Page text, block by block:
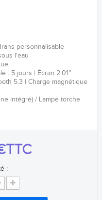
personnalisable
l'eau
: 5 jours
Écran 2.01''
5.3
Charge magnétique
intégré) / Lampe torche
TTC
: